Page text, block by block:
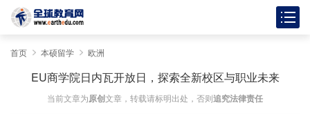
首页 本硕留学 欧洲
EU商学院日内瓦开放日，探索全新校区与职业未来
当前文章为原创文章，转载请标明出处，否则追究法律责任